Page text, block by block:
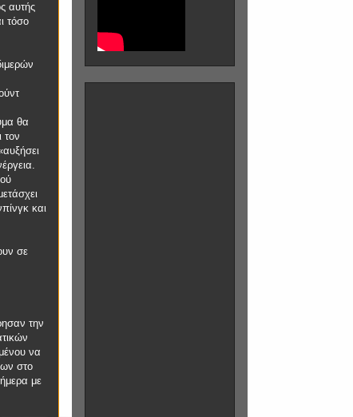
αυτής
τόσο
θα
τον
και
σε
την
να
στο
με